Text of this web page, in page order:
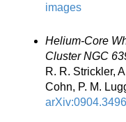
images
Helium-Core
Cluster NGC
R. R. Strickler,
Cohn, P. M.